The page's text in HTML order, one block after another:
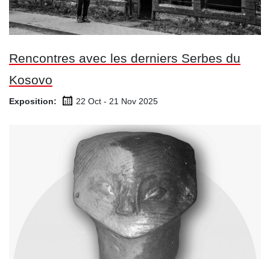
Rencontres avec les derniers Serbes du
Kosovo
Exposition: 22 Oct - 21 Nov 2025